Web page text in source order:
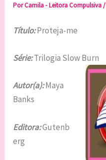
PorCamila - Leitora Compulsiva/
Título:Proteja-me
Série:Trilogia Slow Burn
Autor(a):Maya
Banks
Editora:Gutenb
erg